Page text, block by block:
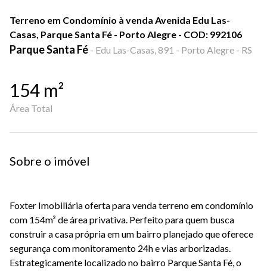
Terreno em Condomínio à venda Avenida Edu Las-
Casas, Parque Santa Fé - Porto Alegre - COD: 992106
Parque Santa Fé - Edu Las-Casas, 891 - Porto Alegre - RS
154 m²
Área Total
Sobre o imóvel
Foxter Imobiliária oferta para venda terreno em condomínio
com 154m² de área privativa. Perfeito para quem busca
construir a casa própria em um bairro planejado que oferece
segurança com monitoramento 24h e vias arborizadas.
Estrategicamente localizado no bairro Parque Santa Fé, o